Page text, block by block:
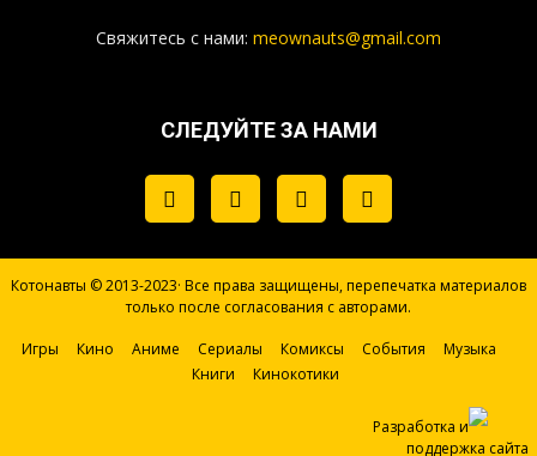
Свяжитесь с нами: meownauts@gmail.com
СЛЕДУЙТЕ ЗА НАМИ
Котонавты © 2013-2023· Все права защищены, перепечатка материалов
только после согласования с авторами.
Игры Кино Аниме Сериалы Комиксы События
Музыка
Книги
Кинокотики
Разработка и
поддержка сайта